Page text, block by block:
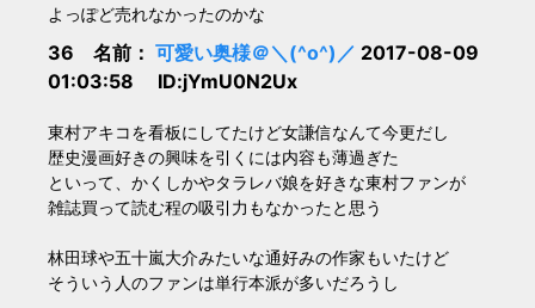
よっぽど売れなかったのかな
36 名前： 可愛い奥様＠＼(^o^)／ 2017-08-09
01:03:58 ID:jYmU0N2Ux
東村アキコを看板にしてたけど女謙信なんて今更だし
歴史漫画好きの興味を引くには内容も薄過ぎた
といって、かくしかやタラレバ娘を好きな東村ファンが
雑誌買って読む程の吸引力もなかったと思う
林田球や五十嵐大介みたいな通好みの作家もいたけど
そういう人のファンは単行本派が多いだろうし